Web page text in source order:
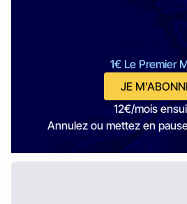
1€ Le Premier
JE
12€/mois
Annulez ou mettez en